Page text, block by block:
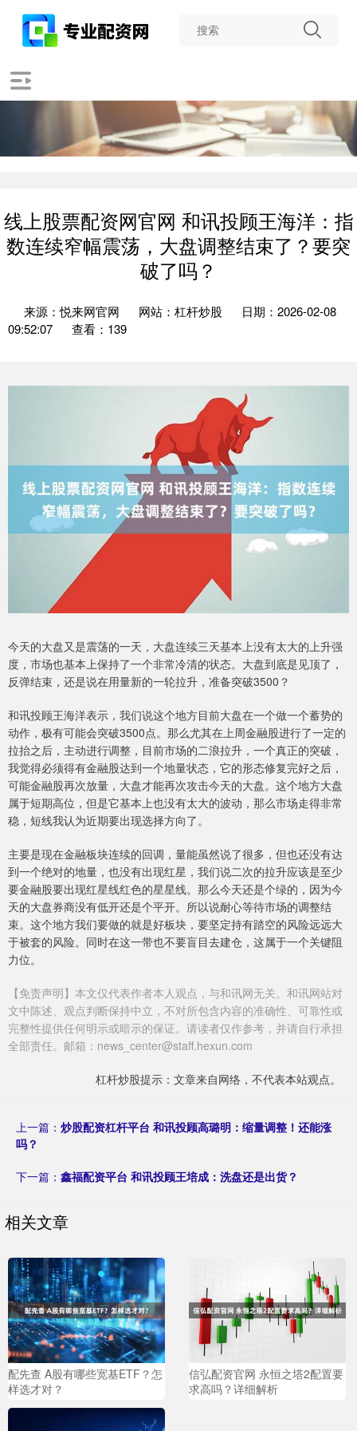
线上股票配资网官网 和讯投顾王海洋：指
数连续窄幅震荡，大盘调整结束了？要突
破了吗？
来源：悦来网官网 网站：杠杆炒股
日期：2026-02-08
09:52:07
查看：139
今天的大盘又是震荡的一天，大盘连续三天基本上没有太大的上升强
度，市场也基本上保持了一个非常冷清的状态。大盘到底是见顶了，
反弹结束，还是说在用量新的一轮拉升，准备突破3500？
和讯投顾王海洋表示，我们说这个地方目前大盘在一个做一个蓄势的
动作，极有可能会突破3500点。那么尤其在上周金融股进行了一定的
拉抬之后，主动进行调整，目前市场的二浪拉升，一个真正的突破，
我觉得必须得有金融股达到一个地量状态，它的形态修复完好之后，
可能金融股再次放量，大盘才能再次攻击今天的大盘。这个地方大盘
属于短期高位，但是它基本上也没有太大的波动，那么市场走得非常
稳，短线我认为近期要出现选择方向了。
主要是现在金融板块连续的回调，量能虽然说了很多，但也还没有达
到一个绝对的地量，也没有出现红星，我们说二次的拉升应该是至少
要金融股要出现红星线红色的星星线。那么今天还是个绿的，因为今
天的大盘券商没有低开还是个平开。所以说耐心等待市场的调整结
束。这个地方我们要做的就是好板块，要坚定持有踏空的风险远远大
于被套的风险。同时在这一带也不要盲目去建仓，这属于一个关键阻
力位。
【免责声明】本文仅代表作者本人观点，与和讯网无关。和讯网站对
文中陈述、观点判断保持中立，不对所包含内容的准确性、可靠性或
完整性提供任何明示或暗示的保证。请读者仅作参考，并请自行承担
全部责任。邮箱：news_center@staff.hexun.com
杠杆炒股提示：文章来自网络，不代表本站观点。
上一篇： 炒股配资杠杆平台 和讯投顾高璐明：缩量调整！还能涨
吗？
下一篇： 鑫福配资平台 和讯投顾王培成：洗盘还是出货？
相关文章
配先查 A股有哪些宽基ETF？怎
样选才对？
信弘配资官网 永恒之塔2配置要
求高吗？详细解析